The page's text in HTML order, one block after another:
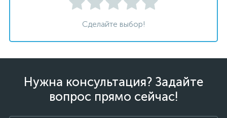
Сделайте выбор!
Нужна консультация? Задайте
вопрос прямо сейчас!